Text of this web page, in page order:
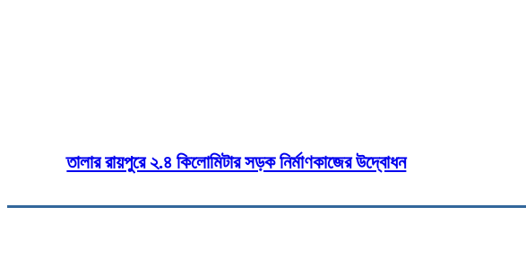
তালার রায়পুরে ২.৪ কিলোমিটার সড়ক নির্মাণকাজের উদ্বোধন